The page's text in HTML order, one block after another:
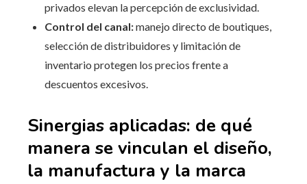
privados elevan la percepción de exclusividad.
Control del canal:manejo directo de boutiques,
selección de distribuidores y limitación de
inventario protegen los precios frente a
descuentos excesivos.
Sinergias aplicadas: de qué
manera se vinculan el diseño,
la manufactura y la marca